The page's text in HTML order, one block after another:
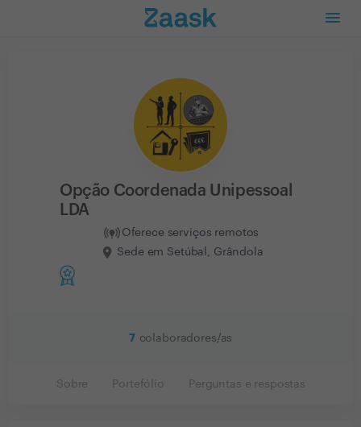
Opção Coordenada Unipessoal
LDA
Oferece serviços remotos
Sede em Setúbal, Grândola
7 colaboradores/as
Sobre Portefólio Perguntas e respostas